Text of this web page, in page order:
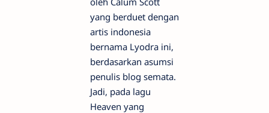
yang berduet dengan
artis indonesia
bernama Lyodra ini,
berdasarkan asumsi
penulis blog semata.
Jadi, pada lagu
Heaven yang